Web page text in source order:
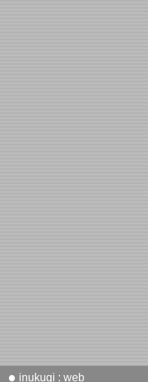
● inukugi : web